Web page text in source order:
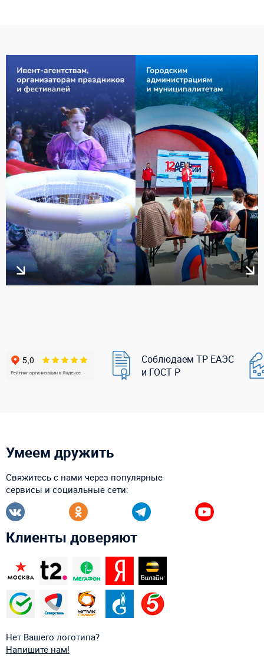
Соблюдаем ТР ЕАЭС
и ГОСТ Р
Умеем дружить
Свяжитесь с нами через популярные
сервисы и социальные сети:
Клиенты доверяют
Нет Вашего логотипа?
Напишите нам!